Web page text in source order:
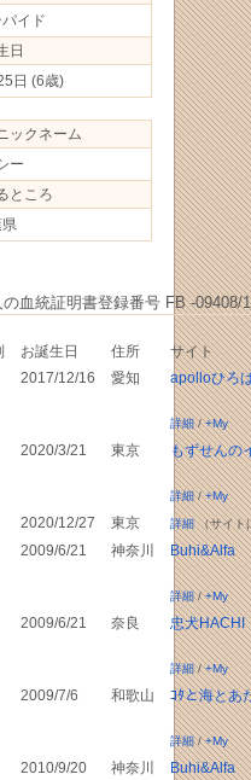
イド
日
日 (6歳)
ックネーム
ー
ところ
血統証明書登録番号 FB -09408/
お誕生日 住所
サイト
2017/12/16 愛知 apolloひろ
詳細/+My
2020/3/21 東京 もずせんの
詳細/+My
2020/12/27 東京 詳細（サイト
2009/6/21 神奈川 Buhi&Alfa
詳細/+My
2009/6/21 奈良 忠犬HACHI
詳細/+My
2009/7/6 和歌山 ｺﾀと海とあ
詳細/+My
2010/9/20 神奈川 Buhi&Alfa